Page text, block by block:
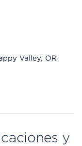
Valley, OR
mobile devices
y